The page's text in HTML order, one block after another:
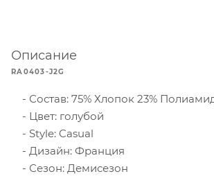
Описание
RA0403-J2G
Состав: 75% Хлопок 23%
Цвет: голубой
Style: Casual
Дизайн: Франция
Сезон: Демисезон